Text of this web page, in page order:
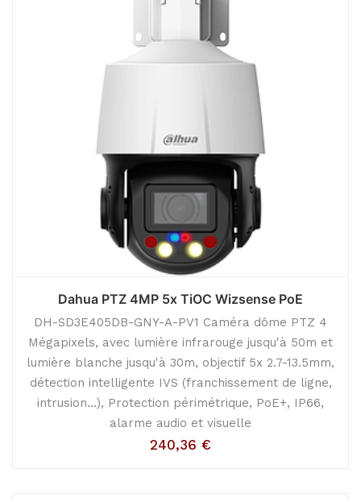
Dahua PTZ 4MP 5x TiOC Wizsense PoE
DH-SD3E405DB-GNY-A-PV1 Caméra dôme PTZ 4
Mégapixels, avec lumière infrarouge jusqu'à 50m et
lumière blanche jusqu'à 30m, objectif 5x 2.7-13.5mm,
détection intelligente IVS (franchissement de ligne,
intrusion...), Protection périmétrique, PoE+, IP66,
alarme audio et visuelle
240,36 €